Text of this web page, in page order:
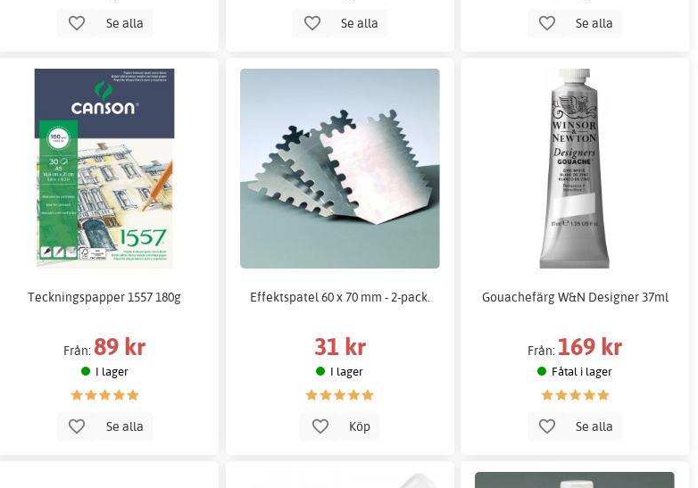
Se alla Se alla Se alla
Teckningspapper 1557 180g
Från:89 kr
I lager
Se alla
Effektspatel 60 x 70 mm - 2-pack.
31 kr
I lager
Köp
Gouachefärg W&N Designer 37ml
Från: 169 kr
Fåtal i lager
Se alla